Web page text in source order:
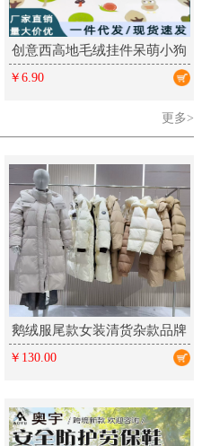
创意西高地毛绒挂件呆萌小狗
学生包包挂饰情侣钥匙扣毛绒
￥6.90
更多>
鹅绒服尾款女装清货杂款品牌
折扣厂家女装走份实体直播拿
￥130.00